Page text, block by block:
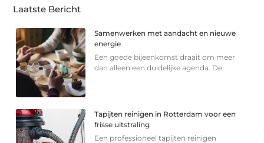
Laatste Bericht
Samenwerken met aandacht en nieuwe
energie
Een goede bijeenkomst draait om meer
dan alleen een duidelijke agenda. De
Tapijten reinigen in Rotterdam voor een
frisse uitstraling
Een professioneel tapijten reinigen